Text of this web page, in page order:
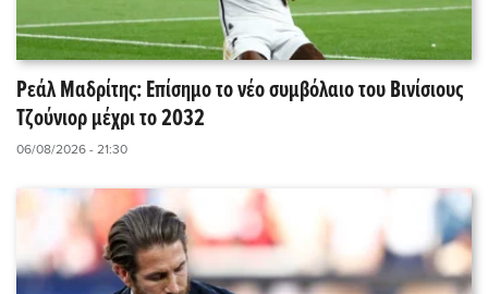
Ρεάλ Μαδρίτης: Επίσημο το νέο συμβόλαιο του Βινίσιους
Τζούνιορ μέχρι το 2032
06/08/2026 - 21:30